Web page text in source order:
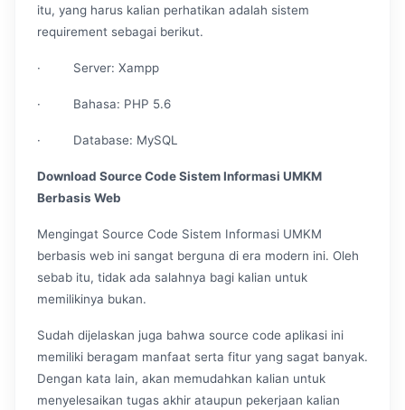
itu, yang harus kalian perhatikan adalah sistem
requirement sebagai berikut.
· Server: Xampp
· Bahasa: PHP 5.6
· Database: MySQL
Download Source Code Sistem Informasi UMKM
Berbasis Web
Mengingat Source Code Sistem Informasi UMKM
berbasis web ini sangat berguna di era modern ini. Oleh
sebab itu, tidak ada salahnya bagi kalian untuk
memilikinya bukan.
Sudah dijelaskan juga bahwa source code aplikasi ini
memiliki beragam manfaat serta fitur yang sagat banyak.
Dengan kata lain, akan memudahkan kalian untuk
menyelesaikan tugas akhir ataupun pekerjaan kalian